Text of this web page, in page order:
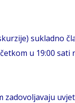
sukladno
u 19:00
zadovoljavaju